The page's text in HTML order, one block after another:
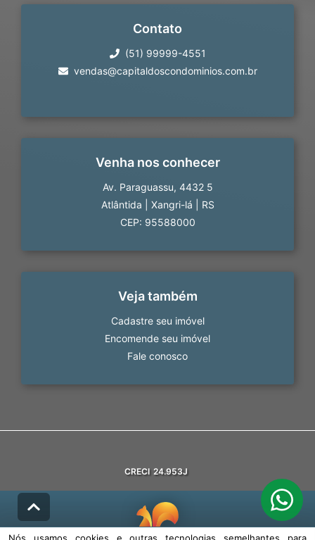
Contato
(51) 99999-4551
vendas@capitaldoscondominios.com.br
Venha nos conhecer
Av. Paraguassu, 4432 5
Atlântida
Xangri-lá
RS
CEP: 95588000
Veja também
Cadastre seu imóvel
Encomende seu imóvel
Fale conosco
CRECI 24.953J